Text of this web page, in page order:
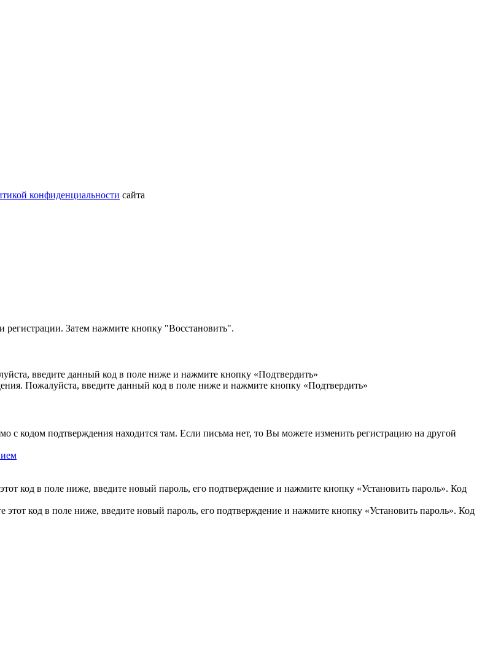
конфиденциальности сайта
регистрации. Затем нажмите кнопку "Восстановить".
введите данный код в поле ниже и нажмите кнопку «Подтвердить»
Пожалуйста, введите данный код в поле ниже и нажмите кнопку «Подтвердить»
кодом подтверждения находится там. Если письма нет, то Вы можете изменить регистрацию на другой
код в поле ниже, введите новый пароль, его подтверждение и нажмите кнопку «Установить пароль». Код
код в поле ниже, введите новый пароль, его подтверждение и нажмите кнопку «Установить пароль». Код